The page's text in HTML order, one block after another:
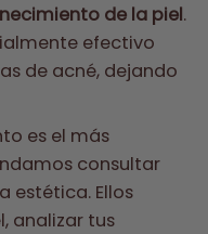
de la piel.
efectivo
de acné, dejando
es el más
consultar
estética. Ellos
analizar tus